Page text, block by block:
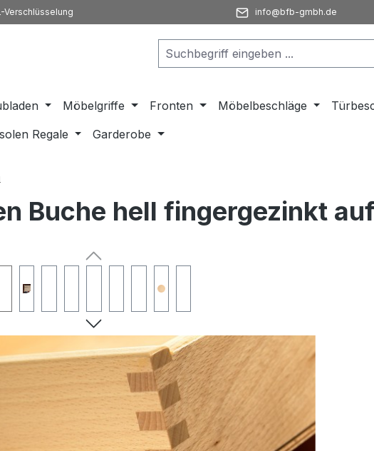
Verschlüsselung info@bfb-gmbh.de
Möbelgriffe Fronten Möbelbeschläge
Regale Garderobe
Buche hell fingergezinkt